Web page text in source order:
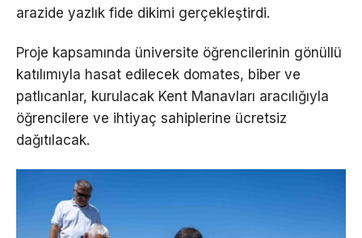
arazide yazlık fide dikimi gerçekleştirdi.
Proje kapsamında üniversite öğrencilerinin gönüllü
katılımıyla hasat edilecek domates, biber ve
patlıcanlar, kurulacak Kent Manavları aracılığıyla
öğrencilere ve ihtiyaç sahiplerine ücretsiz
dağıtılacak.